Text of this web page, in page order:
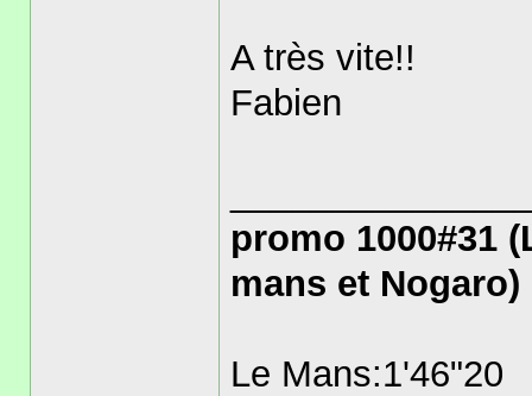
A très vite!!
Fabien
promo 1000#31
mans et Nogaro)
Le Mans:1'46"20